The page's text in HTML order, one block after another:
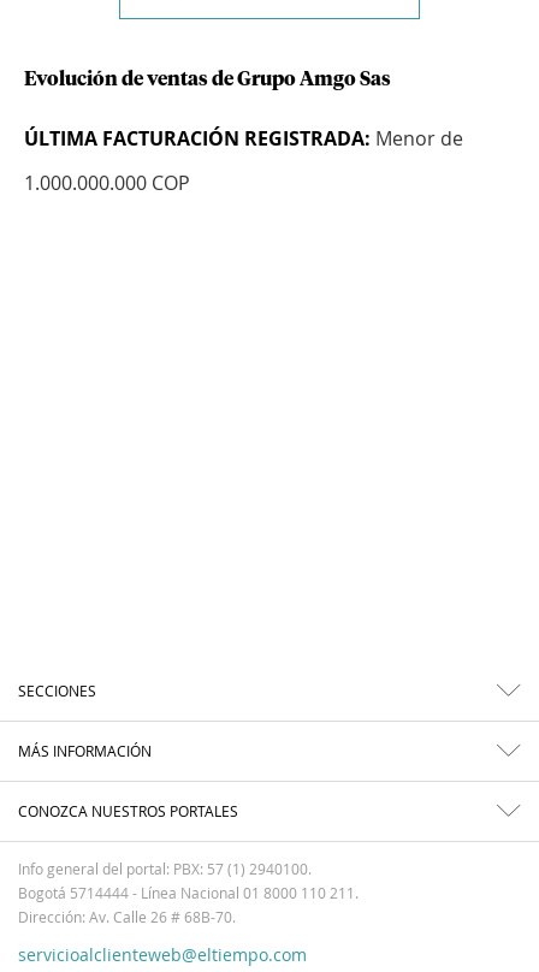
Evolución de ventas de Grupo Amgo Sas
ÚLTIMA FACTURACIÓN REGISTRADA: Menor de
1.000.000.000 COP
SECCIONES
MÁS INFORMACIÓN
CONOZCA NUESTROS PORTALES
Info general del portal: PBX: 57 (1) 2940100.
Bogotá 5714444 - Línea Nacional 01 8000 110 211.
Dirección: Av. Calle 26 # 68B-70.
servicioalclienteweb@eltiempo.com